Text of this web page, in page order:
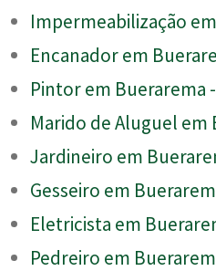
Impermeabilização
Encanador em
Pintor em Buerarema
Marido de Aluguel em
Jardineiro em
Gesseiro em
Eletricista em
Pedreiro em